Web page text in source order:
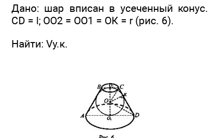
Дано: шар вписан в усеченный конус.
CD = l; OO2 = OO1 = ОК = r (рис. 6).
Найти: Vу.к.